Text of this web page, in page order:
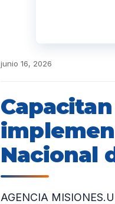
junio 16, 2026
Nacional
AGENCIA